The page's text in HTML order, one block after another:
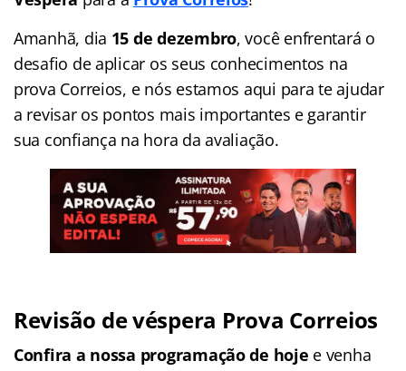
Amanhã, dia 15 de dezembro, você enfrentará o
desafio de aplicar os seus conhecimentos na
prova Correios, e nós estamos aqui para te ajudar
a revisar os pontos mais importantes e garantir
sua confiança na hora da avaliação.
Revisão de véspera Prova Correios
Confira a nossa programação de hoje e venha